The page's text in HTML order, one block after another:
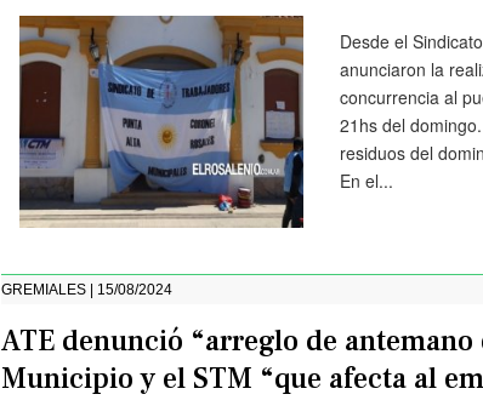
Desde el
anunciaron la
concurrencia al
21hs del
residuos del
En el...
GREMIALES | 15/08/2024
ATE denunció “arreglo de
Municipio y el STM “que afecta al